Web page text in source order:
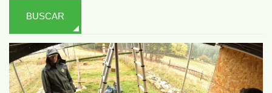
BUSCAR